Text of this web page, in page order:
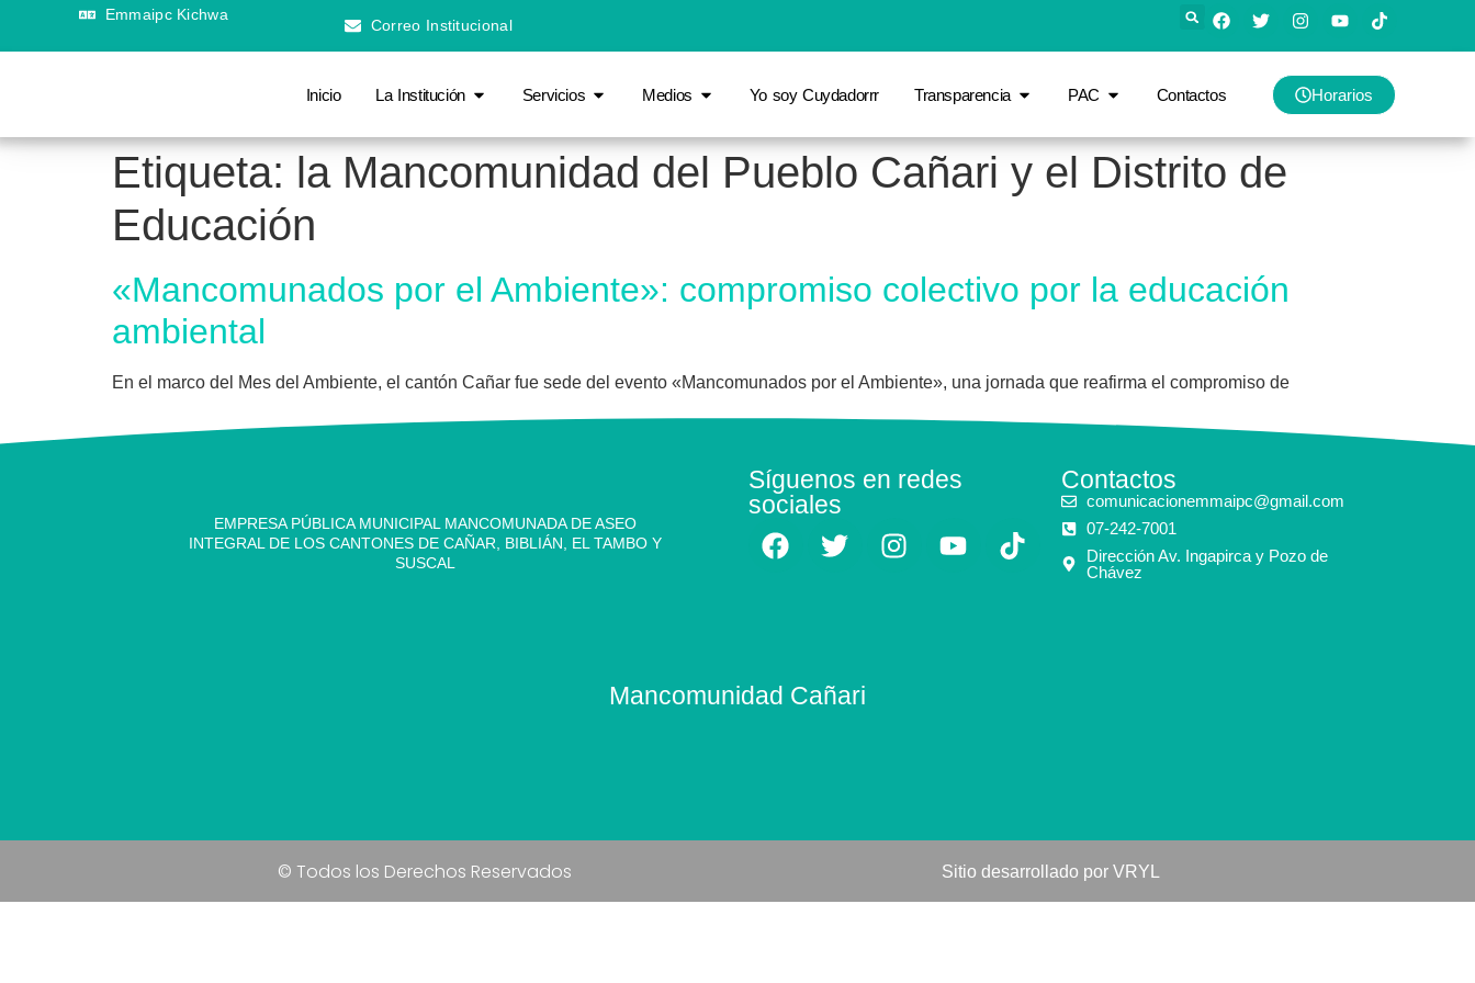
Emmaipc Kichwa
Correo Institucional
Inicio La Institución Servicios Medios Yo soy Cuydadorrr Transparencia PAC Contactos Horarios
Etiqueta: la Mancomunidad del Pueblo Cañari y el Distrito de
Educación
«Mancomunados por el Ambiente»: compromiso colectivo por la educación
ambiental
En el marco del Mes del Ambiente, el cantón Cañar fue sede del evento «Mancomunados por el Ambiente», una jornada que reafirma el compromiso de
EMPRESA PÚBLICA MUNICIPAL MANCOMUNADA DE ASEO
INTEGRAL DE LOS CANTONES DE CAÑAR, BIBLIÁN, EL TAMBO Y
SUSCAL
Síguenos en redes
sociales
Contactos
comunicacionemmaipc@gmail.com
07-242-7001
Dirección Av. Ingapirca y Pozo de
Chávez
Mancomunidad Cañari
© Todos los Derechos Reservados Sitio desarrollado por VRYL